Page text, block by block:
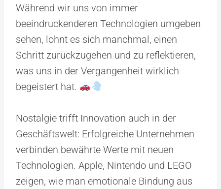
Während wir uns von immer
beeindruckenderen Technologien umgeben
sehen, lohnt es sich manchmal, einen
Schritt zurückzugehen und zu reflektieren,
was uns in der Vergangenheit wirklich
begeistert hat.
Nostalgie trifft Innovation auch in der
Geschäftswelt: Erfolgreiche Unternehmen
verbinden bewährte Werte mit neuen
Technologien. Apple, Nintendo und LEGO
zeigen, wie man emotionale Bindung aus